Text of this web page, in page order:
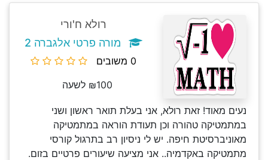
רולא ח'ורי
מורה פרטי אלגברה 2
0 משובים
₪100 לשעה
נעים מאוד! זאת רולא, אני בעלת תואר ראשון ושני
במתמטיקה טהורה וכן תעודת הוראה במתמטיקה
מאוניברסיטת חיפה. יש לי ניסיון רב בתרגול קורסי
מתמטיקה באקדמיה.. אני מציעה שיעורים פרטיים בזום.